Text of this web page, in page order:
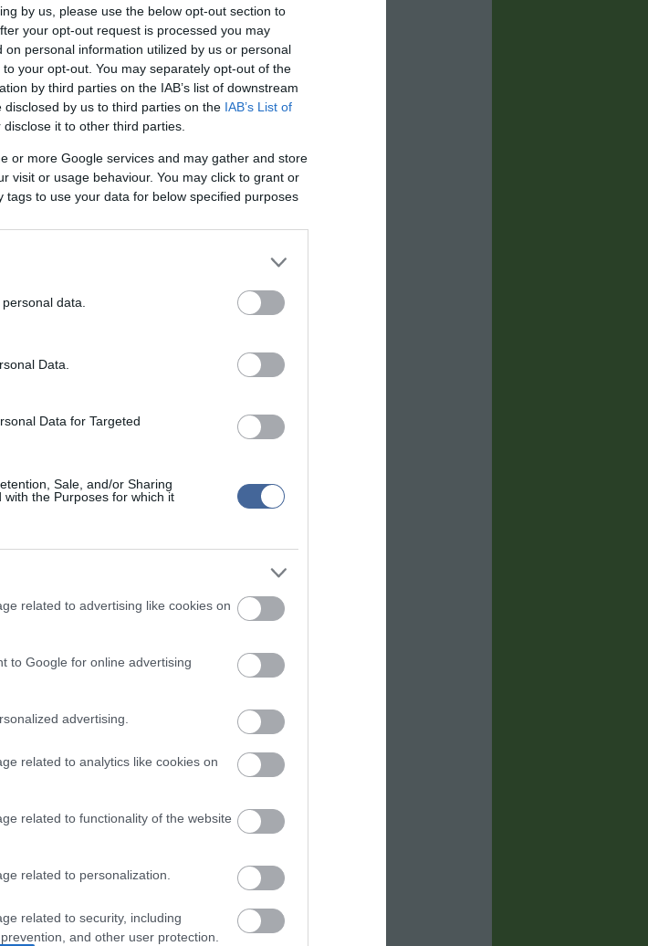
by us, please use the below opt-out section to
your opt-out request is processed you may
personal information utilized by us or personal
your opt-out. You may separately opt-out of the
by third parties on the IAB’s list of downstream
by us to third parties on the IAB’s List of
it to other third parties.
or more Google services and may gather and store
visit or usage behaviour. You may click to grant or
to use your data for below specified purposes
data.
Data.
Data for Targeted
Sale, and/or Sharing
the Purposes for which it
related to advertising like cookies on
to Google for online advertising
advertising.
related to analytics like cookies on
related to functionality of the website
related to personalization.
related to security, including
and other user protection.
magában,
és arrébb mennek.
égbolt vagy egy
lévő
árnyéka a retinára
is utalhatnak,
velejára, vannak
ha hirtelen
problémát
jelenik meg
megőrzése
vizsgálattal
gyulladás
a lebegő alakzatok
ha a homályok